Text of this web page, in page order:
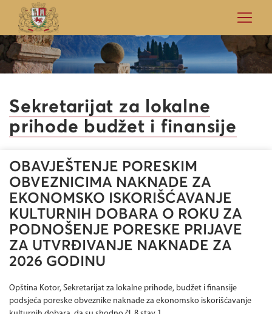
Sekretarijat za lokalne
prihode budžet i finansije
OBAVJEŠTENJE PORESKIM
OBVEZNICIMA NAKNADE ZA
EKONOMSKO ISKORIŠĆAVANJE
KULTURNIH DOBARA O ROKU ZA
PODNOŠENJE PORESKE PRIJAVE
ZA UTVRĐIVANJE NAKNADE ZA
2026 GODINU
Opština Kotor, Sekretarijat za lokalne prihode, budžet i finansije
podsjeća poreske obveznike naknade za ekonomsko iskorišćavanje